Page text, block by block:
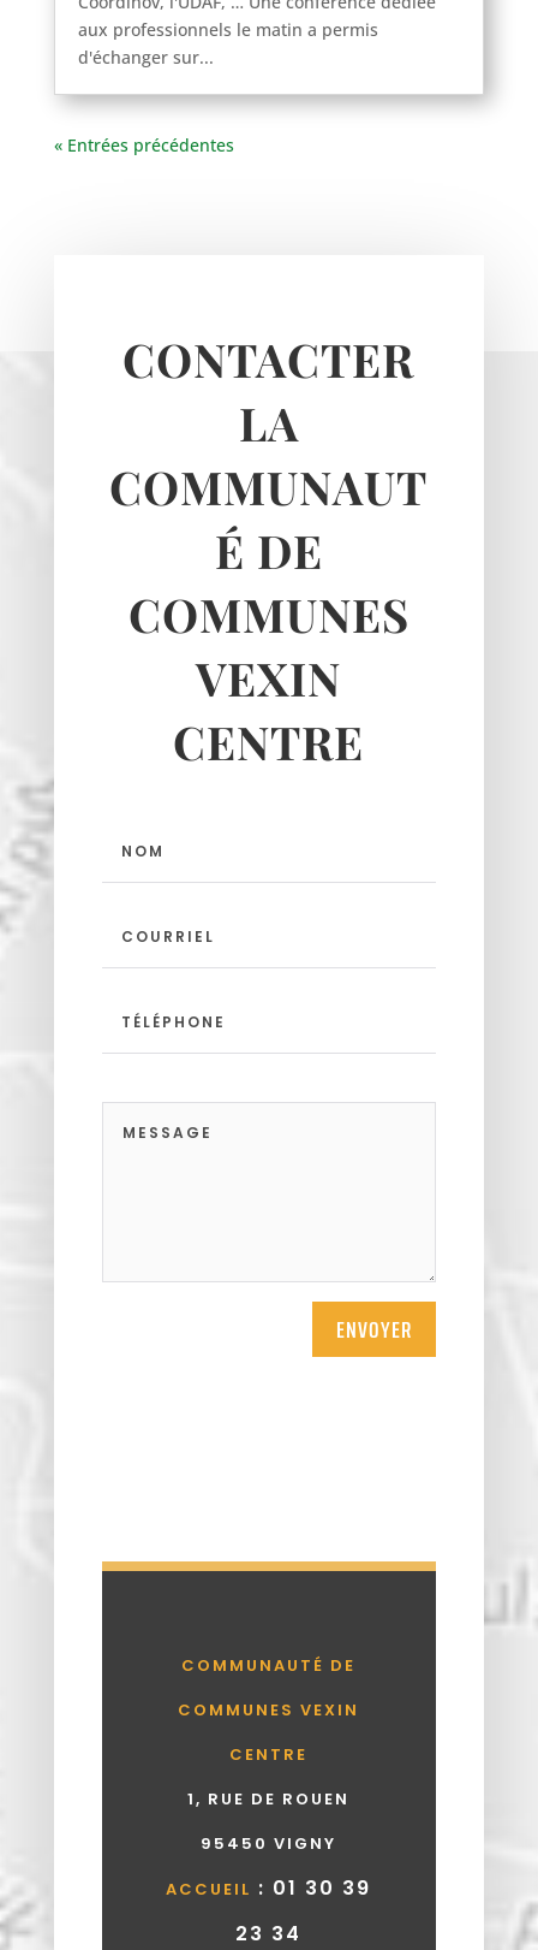
Haravilliers
Le Heaulme
Neuilly-en-vexin
Seraincourt
aux professionnels le matin a permis
d'échanger sur...
« Entrées précédentes
CONTACTER
LA
COMMUNAUT
É DE
COMMUNES
VEXIN
CENTRE
ENVOYER
COMMUNAUTÉ DE
COMMUNES VEXIN
CENTRE
1, RUE DE ROUEN
95450 VIGNY
ACCUEIL : 01 30 39
23 34